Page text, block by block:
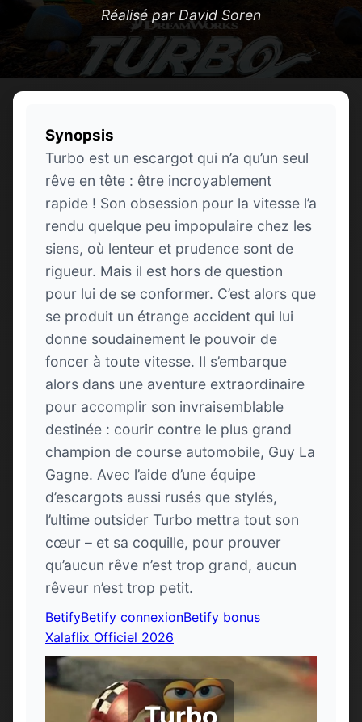
Réalisé par David Soren
Synopsis
Turbo est un escargot qui n’a qu’un seul
rêve en tête : être incroyablement
rapide ! Son obsession pour la vitesse l’a
rendu quelque peu impopulaire chez les
siens, où lenteur et prudence sont de
rigueur. Mais il est hors de question
pour lui de se conformer. C’est alors que
se produit un étrange accident qui lui
donne soudainement le pouvoir de
foncer à toute vitesse. Il s’embarque
alors dans une aventure extraordinaire
pour accomplir son invraisemblable
destinée : courir contre le plus grand
champion de course automobile, Guy La
Gagne. Avec l’aide d’une équipe
d’escargots aussi rusés que stylés,
l’ultime outsider Turbo mettra tout son
cœur – et sa coquille, pour prouver
qu’aucun rêve n’est trop grand, aucun
rêveur n’est trop petit.
BetifyBetify connexionBetify bonus
Xalaflix Officiel 2026